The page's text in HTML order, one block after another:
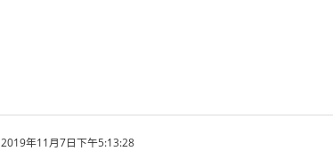
2019年11月7日下午5:13:28